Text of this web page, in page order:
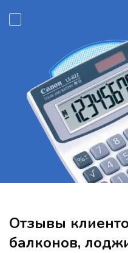
Отзывы
балконов,